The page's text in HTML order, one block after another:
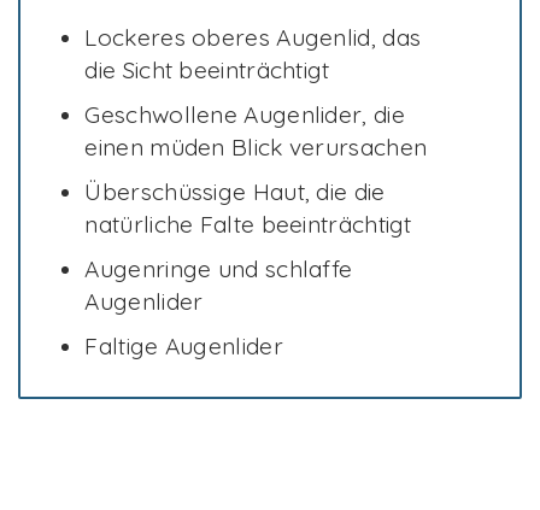
Lockeres oberes Augenlid, das
die Sicht beeinträchtigt
Geschwollene Augenlider, die
einen müden Blick verursachen
Überschüssige Haut, die die
natürliche Falte beeinträchtigt
Augenringe und schlaffe
Augenlider
Faltige Augenlider